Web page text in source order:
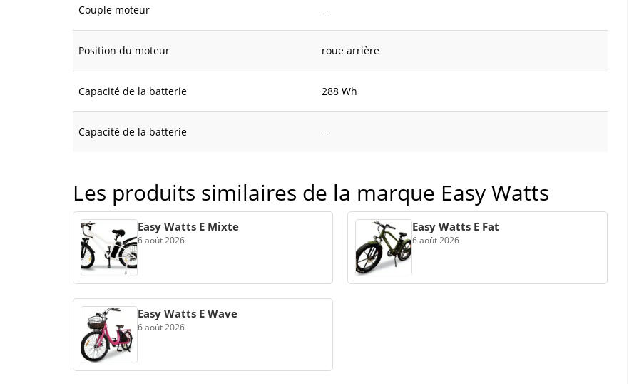
Couple moteur --
Position du moteur roue arrière
Capacité de la batterie 288 Wh
Capacité de la batterie --
Les produits similaires de la marque Easy Watts
Easy Watts E Mixte
6 août 2026
Easy Watts E Fat
6 août 2026
Easy Watts E Wave
6 août 2026